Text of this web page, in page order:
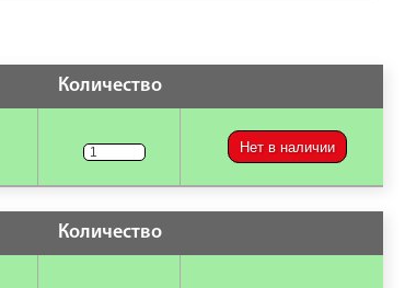
Количество
Нет в наличии
Количество